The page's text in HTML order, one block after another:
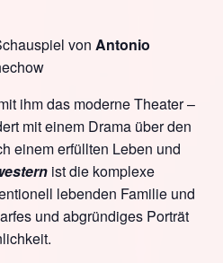
von Antonio
ihm das moderne Theater –
mit einem Drama über den
einem erfüllten Leben und
ist die komplexe
lebenden Familie und
und abgründiges Porträt